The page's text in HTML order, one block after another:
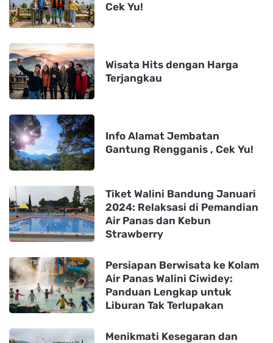
Cek Yu!
Wisata Hits dengan Harga
Terjangkau
Info Alamat Jembatan
Gantung Rengganis , Cek Yu!
Tiket Walini Bandung Januari
2024: Relaksasi di Pemandian
Air Panas dan Kebun
Strawberry
Persiapan Berwisata ke Kolam
Air Panas Walini Ciwidey:
Panduan Lengkap untuk
Liburan Tak Terlupakan
Menikmati Kesegaran dan